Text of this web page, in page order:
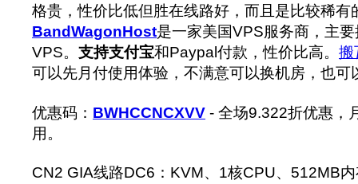
格贵，性价比低但胜在线路好，而且是比较稀有
BandWagonHost是一家美国VPS服务商，主
VPS。 支持支付宝和Paypal付款，性价比高。 搬
可以先月付使用体验，不满意可以换机房，也可
优惠码： BWHCCNCXVV - 全场9.322折优惠，
用。
CN2 GIA线路DC6：KVM、1核CPU、512MB